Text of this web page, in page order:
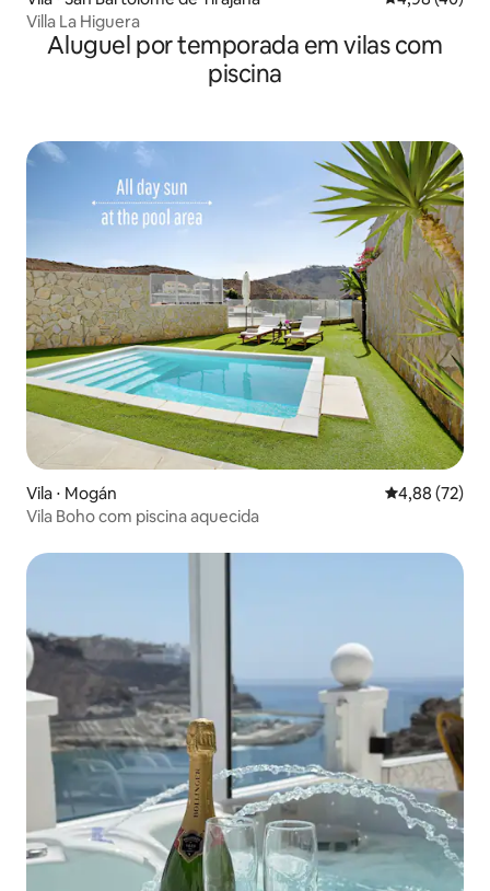
Villa La Higuera
Aluguel por temporada em vilas com
piscina
Vila ⋅ Mogán 4,88 de uma
4,88 (72)
Vila Boho com piscina aquecida